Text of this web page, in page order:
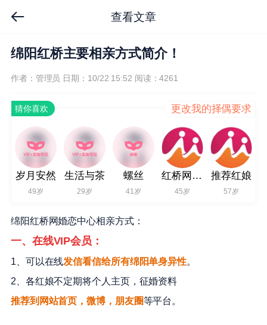
查看文章
绵阳红桥主要相亲方式简介！
作者：管理员 日期：10/22 15:52 阅读：4261
猜你喜欢 更改我的择偶要求
岁月安然
49岁
生活与茶
29岁
螺丝
41岁
红桥网红娘
45岁
推荐红娘
57岁
绵阳红桥网婚恋中心相亲方式：
一、在线VIP会员：
1、可以在线发信看信给所有绵阳单身异性。
2、各红娘不定期将个人主页，征婚资料
推荐到网站首页，微博，朋友圈等平台。